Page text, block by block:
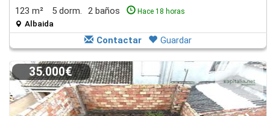
123 m²
5 dorm. 2 baños Hace 18 horas
Albaida
Contactar Guardar
35.000€